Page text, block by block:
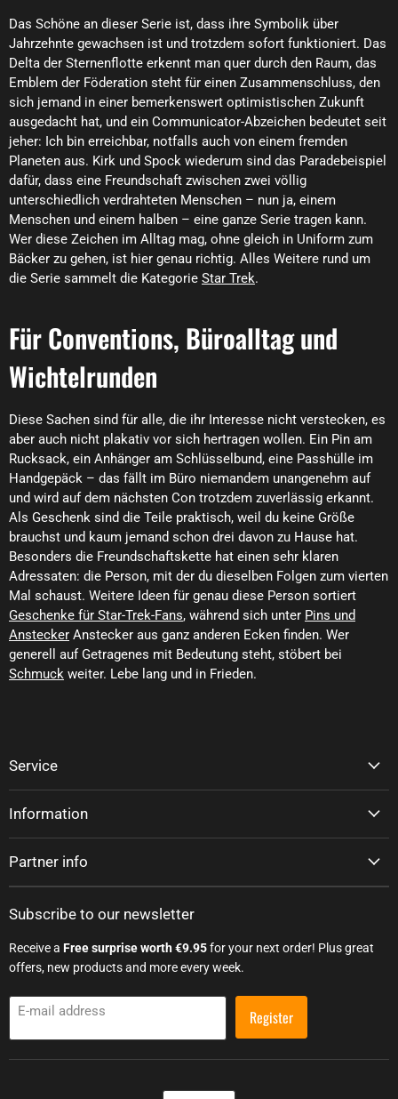
Das Schöne an dieser Serie ist, dass ihre Symbolik über
Jahrzehnte gewachsen ist und trotzdem sofort funktioniert. Das
Delta der Sternenflotte erkennt man quer durch den Raum, das
Emblem der Föderation steht für einen Zusammenschluss, den
sich jemand in einer bemerkenswert optimistischen Zukunft
ausgedacht hat, und ein Communicator-Abzeichen bedeutet seit
jeher: Ich bin erreichbar, notfalls auch von einem fremden
Planeten aus. Kirk und Spock wiederum sind das Paradebeispiel
dafür, dass eine Freundschaft zwischen zwei völlig
unterschiedlich verdrahteten Menschen – nun ja, einem
Menschen und einem halben – eine ganze Serie tragen kann.
Wer diese Zeichen im Alltag mag, ohne gleich in Uniform zum
Bäcker zu gehen, ist hier genau richtig. Alles Weitere rund um
die Serie sammelt die Kategorie Star Trek.
Für Conventions, Büroalltag und
Wichtelrunden
Diese Sachen sind für alle, die ihr Interesse nicht verstecken, es
aber auch nicht plakativ vor sich hertragen wollen. Ein Pin am
Rucksack, ein Anhänger am Schlüsselbund, eine Passhülle im
Handgepäck – das fällt im Büro niemandem unangenehm auf
und wird auf dem nächsten Con trotzdem zuverlässig erkannt.
Als Geschenk sind die Teile praktisch, weil du keine Größe
brauchst und kaum jemand schon drei davon zu Hause hat.
Besonders die Freundschaftskette hat einen sehr klaren
Adressaten: die Person, mit der du dieselben Folgen zum vierten
Mal schaust. Weitere Ideen für genau diese Person sortiert
Geschenke für Star-Trek-Fans, während sich unter Pins und
Anstecker Anstecker aus ganz anderen Ecken finden. Wer
generell auf Getragenes mit Bedeutung steht, stöbert bei
Schmuck weiter. Lebe lang und in Frieden.
Service
Information
Partner info
Subscribe to our newsletter
Receive a Free surprise worth €9.95for your next order! Plus great
offers, new products and more every week.
E-mail address Register